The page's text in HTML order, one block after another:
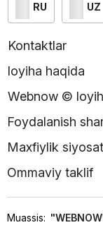
RU UZ
Kontaktlar
loyiha haqida
Webnow ©
Foydalanish
Maxfiylik
Ommaviy taklif
Muassis: